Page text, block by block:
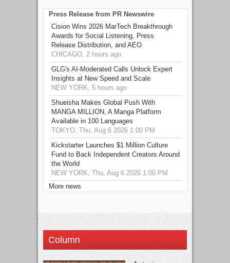
Press Release from PR Newswire
Cision Wins 2026 MarTech Breakthrough
Awards for Social Listening, Press
Release Distribution, and AEO
CHICAGO, 2 hours ago
GLG's AI-Moderated Calls Unlock Expert
Insights at New Speed and Scale
NEW YORK, 5 hours ago
Shueisha Makes Global Push With
MANGA MILLION, A Manga Platform
Available in 100 Languages
TOKYO, Thu, Aug 6 2026 1:00 PM
Kickstarter Launches $1 Million Culture
Fund to Back Independent Creators Around
the World
NEW YORK, Thu, Aug 6 2026 1:00 PM
More news
Column